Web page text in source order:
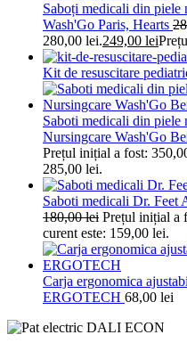
Saboți medicali din piele
Wash'Go Paris, Hearts
280,00 lei.249,00 lei
Kit de resuscitare
Saboti medicali din piele
Nursingcare Wash'Go
Prețul inițial a fost:
285,00 lei.
Saboti medicali Dr.
180,00lei Prețul inițial a
curent este: 159,00 lei.
Carja ergonomica
ERGOTECH 68,00 lei